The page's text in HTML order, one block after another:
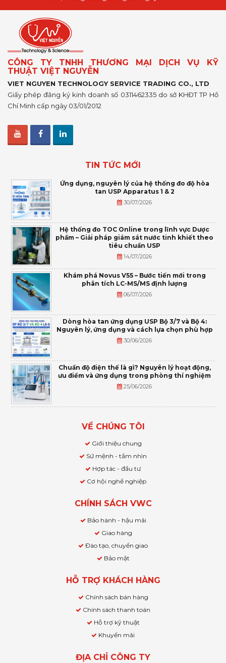
CÔNG TY TNHH THƯƠNG MẠI DỊCH VỤ KỸ
THUẬT VIỆT NGUYỄN
VIET NGUYEN TECHNOLOGY SERVICE TRADING CO., LTD
Giấy phép đăng ký kinh doanh số 0311462335 do sở KHĐT TP Hồ
Chí Minh cấp ngày 03/01/2012
TIN TỨC MỚI
Ứng dụng, nguyên lý của hệ thống đo độ hòa
tan USP Apparatus 1 & 2
30/07/2026
Hệ thống đo TOC Online trong lĩnh vực Dược
phẩm – Giải pháp giám sát nước tinh khiết theo
tiêu chuẩn USP
14/07/2026
Khám phá Novus V55 – Bước tiến mới trong
phân tích LC-MS/MS định lượng
06/07/2026
Dòng hòa tan ứng dụng USP Bộ 3/7 và Bộ 4:
Nguyên lý, ứng dụng và cách lựa chọn phù hợp
30/06/2026
Chuẩn độ điện thế là gì? Nguyên lý hoạt động,
ưu điểm và ứng dụng trong phòng thí nghiệm
25/06/2026
VỀ CHÚNG TÔI
Giới thiệu chung
Sứ mệnh - tầm nhìn
Hợp tác - đầu tư
Cơ hội nghề nghiệp
CHÍNH SÁCH VWC
Bảo hành - hậu mãi
Giao hàng
Đào tạo, chuyển giao
Bảo mật
HỖ TRỢ KHÁCH HÀNG
Chính sách bán hàng
Chính sách thanh toán
Hỗ trợ kỹ thuật
Khuyến mãi
ĐỊA CHỈ CÔNG TY